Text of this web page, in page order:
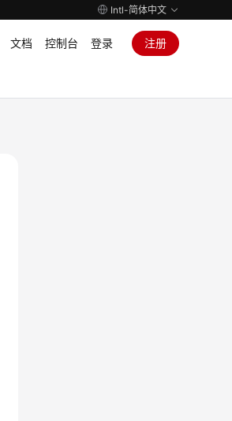
Intl-简体中文
文档 控制台 登录 注册